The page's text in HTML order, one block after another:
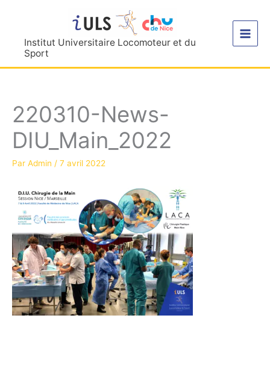
contenuInstitut Universitaire Locomoteur et du
Sport
220310-News-
DIU_Main_2022
Par Admin / 7 avril 2022